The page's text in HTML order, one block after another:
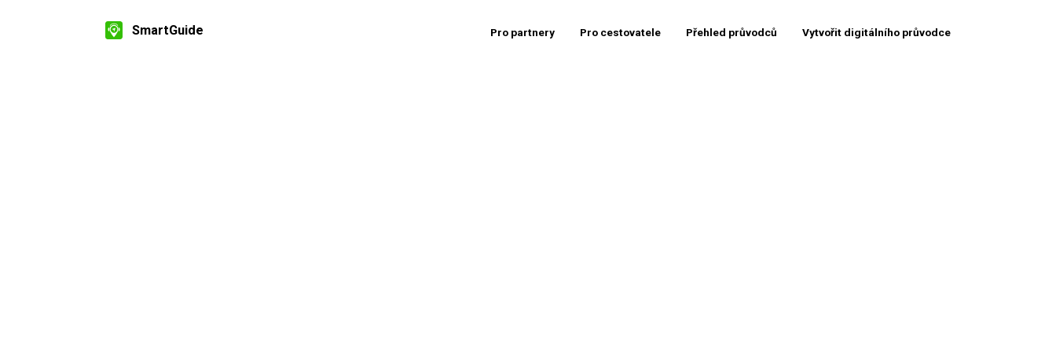
SmartGuide Pro partnery Pro cestovatele Přehled průvodců Vytvořit digitálního průvodce